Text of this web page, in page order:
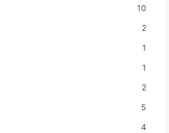
10
2
1
1
2
5
4